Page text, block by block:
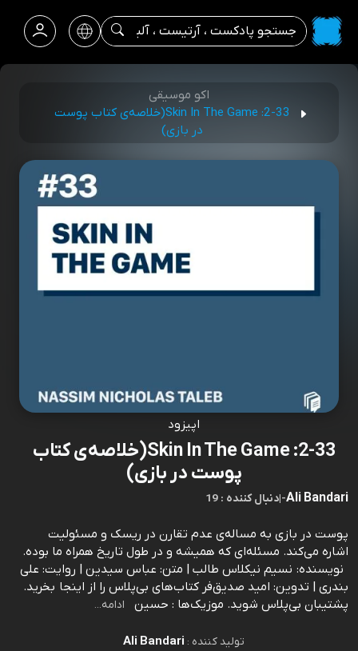
اکو موسیقی
2-33: Skin In The Game(خلاصه‌ی کتاب پوست
در بازی)
اپیزود
2-33: Skin In The Game(خلاصه‌ی کتاب
پوست در بازی)
Ali Bandari
-
|19 : دنبال کننده
پوست در بازی به مساله‌ی عدم تقارن در ریسک و مسئولیت
اشاره می‌کند. مسئله‌ای که همیشه و در طول تاریخ همراه ما بوده.
نویسنده: نسیم نیکلاس طالب | متن: عباس سیدین | روایت: علی
بندری | تدوین: امید صدیق‌فر کتاب‌های بی‌پلاس را از اینجا بخرید.
پشتیبان بی‌پلاس شوید. موزیک‌ها : حسین
ادامه...
تولید کننده : Ali Bandari